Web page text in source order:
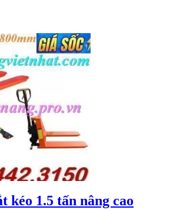
kéo 1.5 tấn nâng cao